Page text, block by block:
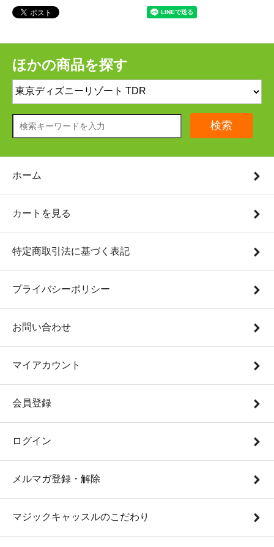
ほかの商品を探す
検索
ホーム
カートを見る
特定商取引法に基づく表記
プライバシーポリシー
お問い合わせ
マイアカウント
会員登録
ログイン
メルマガ登録・解除
マジックキャッスルのこだわり